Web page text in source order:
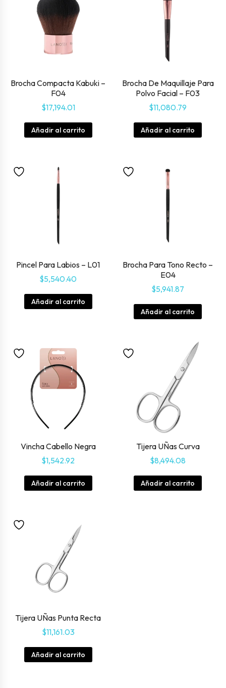
Brocha Compacta Kabuki –
F04
$17,194.01
Añadir al carrito
Brocha De Maquillaje Para
Polvo Facial – F03
$11,080.79
Añadir al carrito
Pincel Para Labios – L01
$5,540.40
Añadir al carrito
Brocha Para Tono Recto –
E04
$5,941.87
Añadir al carrito
Vincha Cabello Negra
$1,542.92
Añadir al carrito
Tijera UÑas Curva
$8,494.08
Añadir al carrito
Tijera UÑas Punta Recta
$11,161.03
Añadir al carrito